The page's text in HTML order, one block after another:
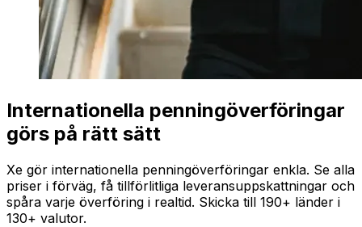
Internationella penningöverföringar
görs på rätt sätt
Xe gör internationella penningöverföringar enkla. Se alla
priser i förväg, få tillförlitliga leveransuppskattningar och
spåra varje överföring i realtid. Skicka till 190+ länder i
130+ valutor.